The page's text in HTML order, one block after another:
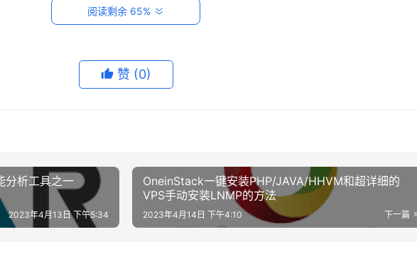
阅读剩余 65%
赞 (0)
分析工具之一
2023年4月13日 下午5:34
OneinStack一键安装PHP/JAVA/HHVM和超详细的
VPS手动安装LNMP的方法
下一篇
2023年4月14日 下午4:10